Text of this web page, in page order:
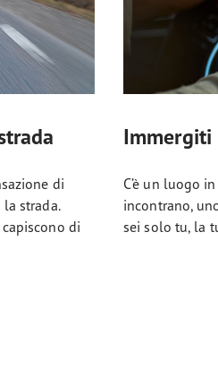
di
strada.
di
Immergiti
C’è un luogo
incontrano,
sei solo tu, la